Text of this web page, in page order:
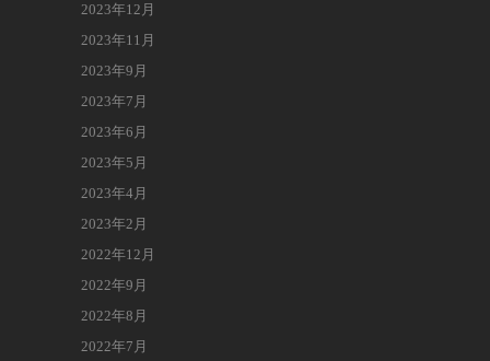
2023年12月
2023年11月
2023年9月
2023年7月
2023年6月
2023年5月
2023年4月
2023年2月
2022年12月
2022年9月
2022年8月
2022年7月